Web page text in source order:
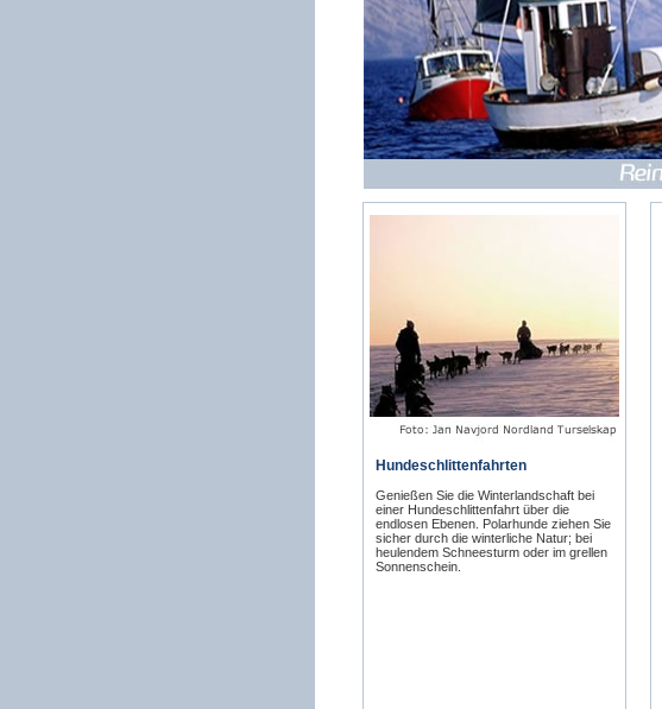
Hundeschlittenfahrten
Genießen Sie die Winterlandschaft bei
einer Hundeschlittenfahrt über die
endlosen Ebenen. Polarhunde ziehen Sie
sicher durch die winterliche Natur; bei
heulendem Schneesturm oder im grellen
Sonnenschein.